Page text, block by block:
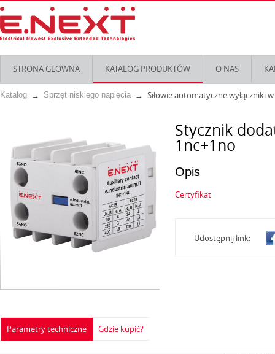
STRONA GLOWNA KATALOG PRODUKTÓW O NAS
Katalog Sprzęt niskiego napięcia Siłowie automatyczne wyłączniki
Stycznik
1nc+1no
Opis
Certyfikat
Udostępnij link:
Parametry techniczne Gdzie kupić?